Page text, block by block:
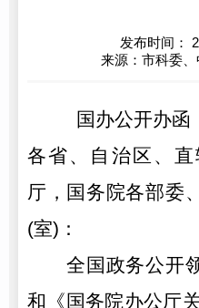
发布时间：
来源：市科委
国办公开办函
各省、自治区、
厅，国务院各部委
(室)：
全国政务公开领
和《国务院办公厅